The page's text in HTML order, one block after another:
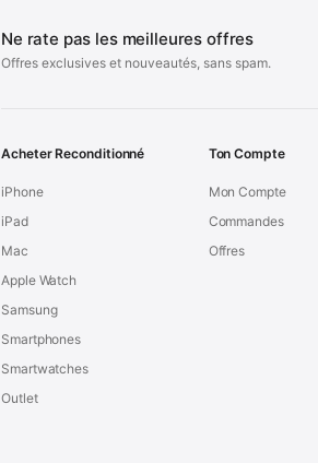
Ne rate pas les meilleures offres
Offres exclusives et nouveautés, sans spam.
Acheter Reconditionné
iPhone
iPad
Mac
Apple Watch
Samsung
Smartphones
Smartwatches
Outlet
Ton Compte
Mon Compte
Commandes
Offres